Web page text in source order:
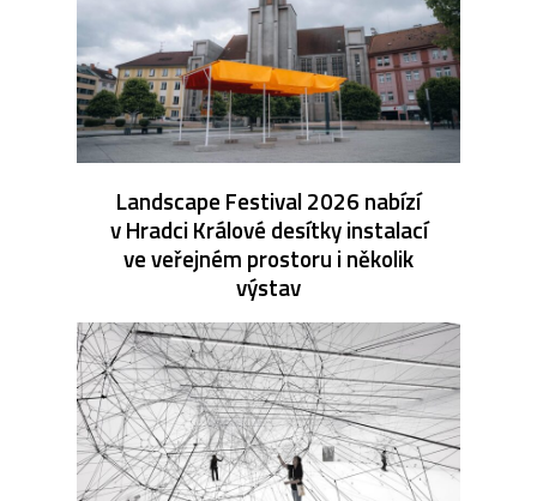
Landscape Festival 2026 nabízí
v Hradci Králové desítky instalací
ve veřejném prostoru i několik
výstav